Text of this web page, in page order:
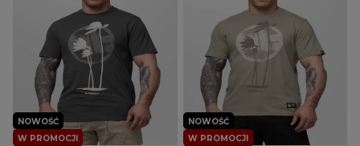
W PROMOCJI
NOWOŚĆ
W PROMOCJI
NOWOŚĆ